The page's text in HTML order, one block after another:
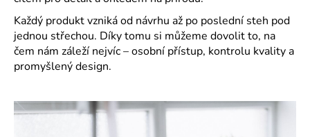
Každý produkt vzniká od návrhu až po poslední steh pod
jednou střechou. Díky tomu si můžeme dovolit to, na
čem nám záleží nejvíc – osobní přístup, kontrolu kvality a
promyšlený design.